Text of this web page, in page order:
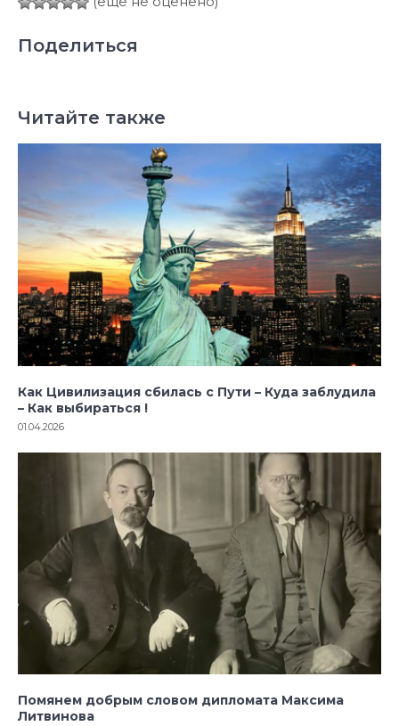
Поделиться
Читайте также
Как Цивилизация сбилась с Пути – Куда заблудила
– Как выбираться !
01.04.2026
Помянем добрым словом дипломата Максима
Литвинова